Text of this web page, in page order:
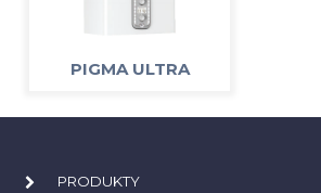
PIGMA ULTRA
PRODUKTY